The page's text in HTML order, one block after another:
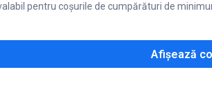
călcat (produse pentru îngrijirea hainelor),
pentru coșurile de cumpărături de
Afișează